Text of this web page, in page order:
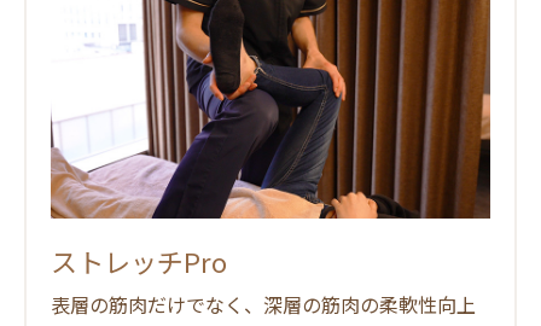
ストレッチPro
表層の筋肉だけでなく、深層の筋肉の柔軟性向上